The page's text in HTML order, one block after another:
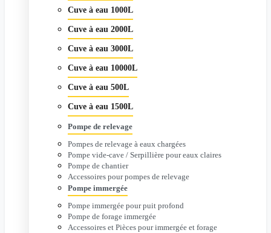
Cuve à eau 1000L
Cuve à eau 2000L
Cuve à eau 3000L
Cuve à eau 10000L
Cuve à eau 500L
Cuve à eau 1500L
Pompe de relevage
Pompes de relevage à eaux chargées
Pompe vide-cave / Serpillière pour eaux claires
Pompe de chantier
Accessoires pour pompes de relevage
Pompe immergée
Pompe immergée pour puit profond
Pompe de forage immergée
Accessoires et Pièces pour immergée et forage